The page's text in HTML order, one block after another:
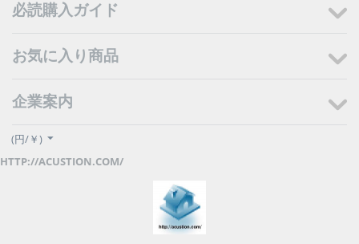
必読購入ガイド
お気に入り商品
企業案内
(円/￥)
HTTP://ACUSTION.COM/